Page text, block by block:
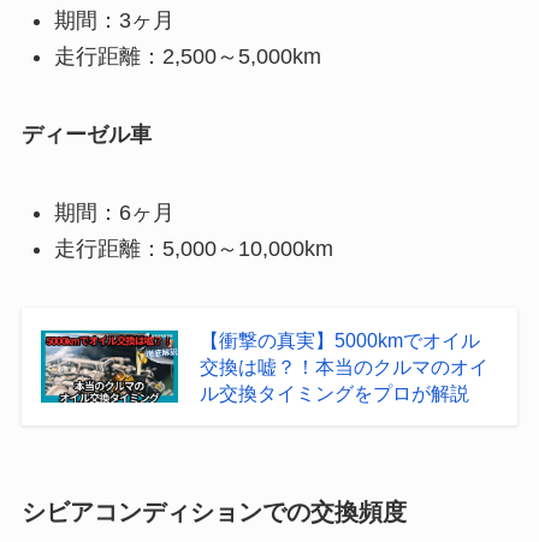
期間：3ヶ月
走行距離：2,500～5,000km
ディーゼル車
期間：6ヶ月
走行距離：5,000～10,000km
【衝撃の真実】5000kmでオイル
交換は嘘？！本当のクルマのオイ
ル交換タイミングをプロが解説
シビアコンディションでの交換頻度